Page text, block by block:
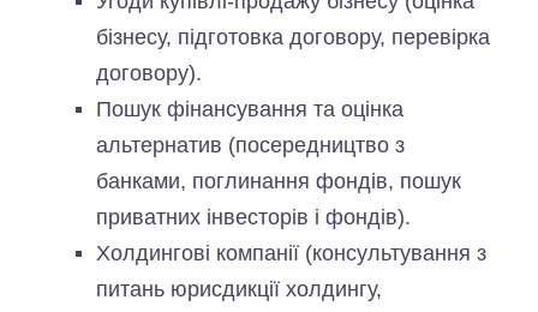
бізнесу, підготовка договору, перевірка
договору).
Пошук фінансування та оцінка
альтернатив (посередництво з
банками, поглинання фондів, пошук
приватних інвесторів і фондів).
Холдингові компанії (консультування з
питань юрисдикції холдингу,